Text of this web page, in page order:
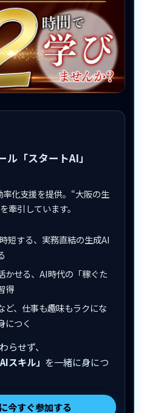
ル「スタートAI」
化支援を提供。“大阪の生
牽引しています。
短する、実務直結の生成AI
かせる、AI時代の「稼ぐた
得
ど、仕事も趣味もラクにな
につく
らせず、
スキル」 を一緒に身につ
今すぐ参加する